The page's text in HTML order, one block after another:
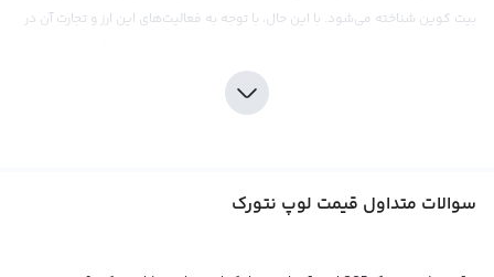
بیت کوین شناخته می‌شود. با این حال، با توجه به فعالیت‌های این ارز و تجارت آن در
می‌توان گفت که قیمت لوپ نتورک تحت تاثیر عواملی متفاوتی قرار می‌گیرد که
می‌تواند با تغییرات وسیعی پیش بینی شود.
باشند. همچنین، قیمت لوپ نتورک را می‌توان براساس پول‌های فیات مختلف یا
سوالات متداول قیمت لوپ نتورک